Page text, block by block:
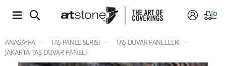
0
ANASAYFA >> TAŞ PANEL SERISI >> TAŞ DUVAR PANELLERI >>
JAKARTA TAŞ DUVAR PANELİ